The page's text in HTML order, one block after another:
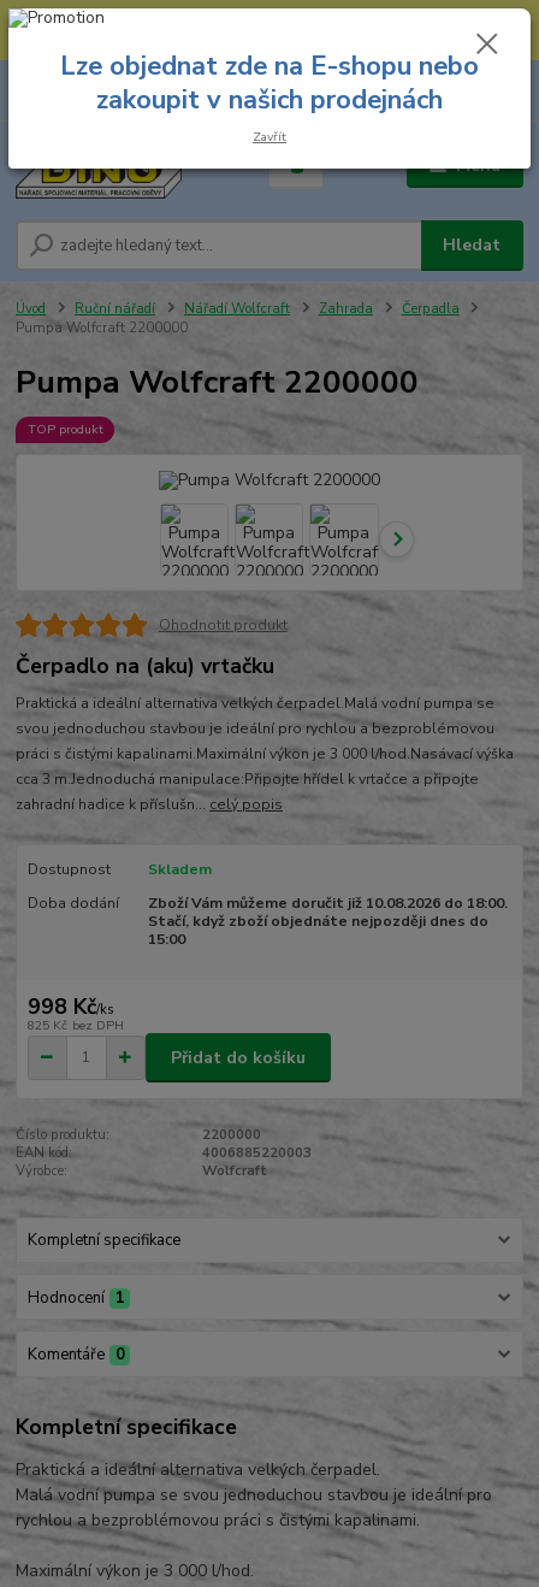
--- Spojovací materiál: 774 431 045 --- Prodejna nářadí: 731 449 423 --
Menu
Hledat
8.00 hod. - 16.00 hod.
za
Úvod Ruční nářadí Nářadí Wolfcraft Zahrada
Čerpadla
Pumpa Wolfcraft 2200000
Pumpa Wolfcraft 2200000
TOP produkt
Ohodnotit produkt
Čerpadlo na (aku) vrtačku
Praktická a ideální alternativa velkých čerpadel.Malá vodní pumpa se
svou jednoduchou stavbou je ideální pro rychlou a bezproblémovou
práci s čistými kapalinami.Maximální výkon je 3 000 l/hod.Nasávací výška
cca 3 m.Jednoduchá manipulace:Připojte hřídel k vrtačce a připojte
zahradní hadice k příslušn... celý popis
Dostupnost
Skladem
Doba dodání
Zboží Vám můžeme doručit již 10.08.2026 do 18:00.
Stačí, když zboží objednáte nejpozději dnes do
15:00
998 Kč/ks
825 Kč bez DPH
Přidat do košíku
Číslo produktu:
2200000
EAN kód:
4006885220003
Výrobce:
Wolfcraft
Kompletní specifikace
Hodnocení 1
Komentáře 0
Kompletní specifikace
Praktická a ideální alternativa velkých čerpadel.
Malá vodní pumpa se svou jednoduchou stavbou je ideální pro
rychlou a bezproblémovou práci s čistými kapalinami.
Maximální výkon je 3 000 l/hod.
Lze objednat zde na E-shopu nebo
zakoupit v našich prodejnách
Zavřít